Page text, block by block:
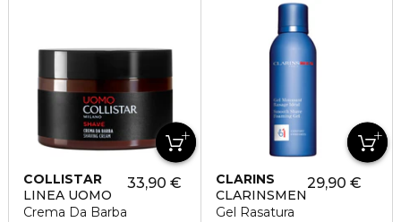
COLLISTAR
LINEA UOMO
Crema Da Barba
33,90 €
CLARINS
CLARINSMEN
Gel Rasatura
29,90 €